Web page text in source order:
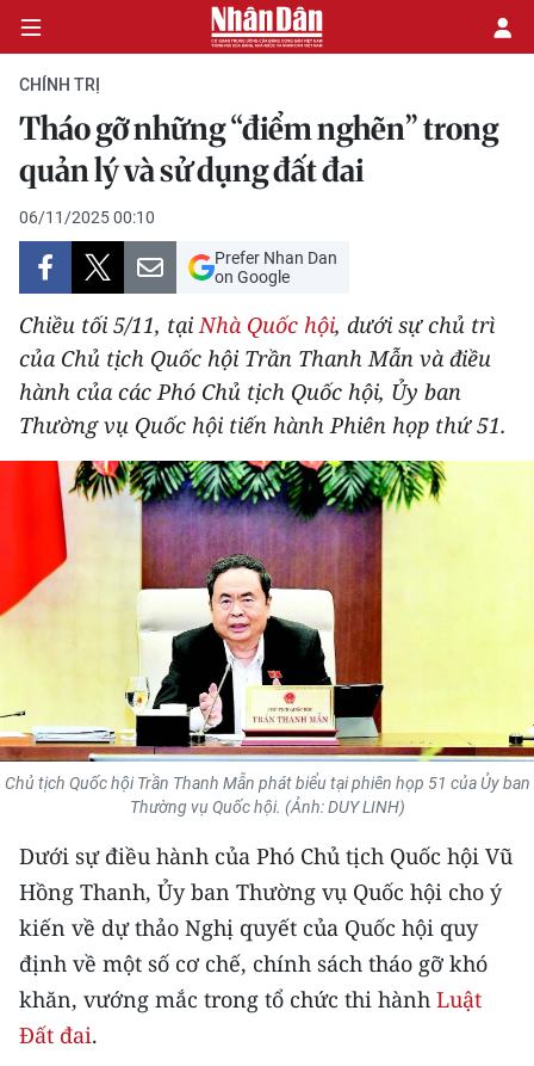
CHÍNH TRỊ
KINH TẾ
VĂN HÓA
XÃ HỘI
PHÁP LUẬT
THẾ GIỚI
THỂ THAO
KHOA HỌC - CÔNG NGHỆ
MÔI TRƯỜNG
BẠN ĐỌC
KIỂM CHỨNG THÔNG TIN
TRI THỨC CHUYÊN SÂU
54 DÂN TỘC VIỆT NAM
CHÍNH TRỊ
Tháo gỡ những “điểm nghẽn” trong
quản lý và sử dụng đất đai
06/11/2025 00:10
Prefer Nhan Dan
on Google
Chiều tối 5/11, tạiNhà Quốc hội, dưới sự chủ trì
của Chủ tịch Quốc hội Trần Thanh Mẫn và điều
hành của các Phó Chủ tịch Quốc hội, Ủy ban
Thường vụ Quốc hội tiến hành Phiên họp thứ 51.
Chủ tịch Quốc hội Trần Thanh Mẫn phát biểu tại phiên họp 51 của Ủy ban
Thường vụ Quốc hội. (Ảnh: DUY LINH)
Dưới sự điều hành của Phó Chủ tịch Quốc hội Vũ
Hồng Thanh, Ủy ban Thường vụ Quốc hội cho ý
kiến về dự thảo Nghị quyết của Quốc hội quy
định về một số cơ chế, chính sách tháo gỡ khó
khăn, vướng mắc trong tổ chức thi hành Luật
Đất đai.